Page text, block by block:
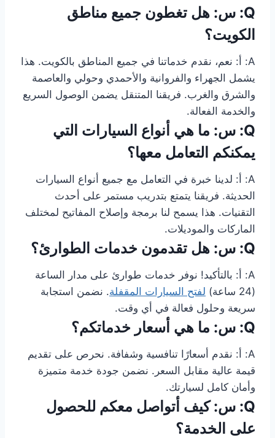
Q: س: هل تغطون جميع مناطق
الكويت؟
A: أ: نعم، نقدم خدماتنا في جميع المناطق بالكويت. هذا
يشمل الجهراء والفروانية والأحمدي وحولي والعاصمة
والشرق والغرب. فريقنا المتنقل يضمن الوصول السريع
والخدمة الفعالة.
Q: س: ما هي أنواع السيارات التي
يمكنكم التعامل معها؟
A: أ: لدينا خبرة في التعامل مع جميع أنواع السيارات
الحديثة. فريقنا يتمتع بتدريب مستمر على أحدث
التقنيات. هذا يسمح لنا برمجة وإصلاح المفاتيح لمختلف
الماركات والموديلات.
Q: س: هل تقدمون خدمات الطوارئ؟
A: أ: بالتأكيد! نوفر خدمات طوارئ على مدار الساعة
(24 ساعة)
لفتح السيارات المقفلة. نضمن استجابة
سريعة وحلول فعالة في أي وقت.
Q: س: ما هي أسعار خدماتكم؟
A: أ: نقدم أسعارًا تنافسية وشفافة. نحرص على تقديم
قيمة عالية مقابل السعر. نضمن جودة خدمة متميزة
وأمان كامل لسيارتك.
Q: س: كيف أتواصل معكم للحصول
على الخدمة؟